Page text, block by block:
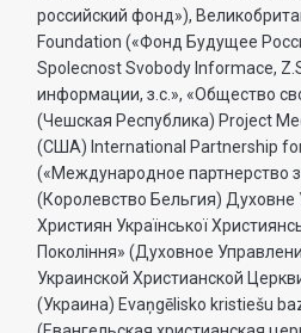
российский фонд»),
Foundation («Фонд Будущее
Spolecnost Svobody Informace,
информации, з.с.», «Общество
(Чешская Республика) Project
(США) International Partnership for
(«Международное партнерство
(Королевство Бельгия) Духовне
Християн Української
Поколiння» (Духовное
Украинской Христианской
(Украина) Evaņgēlisko kristiešu